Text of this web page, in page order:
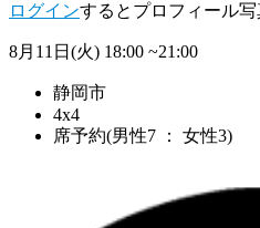
ログインするとプロフィール
8月11日(火) 18:00 ~21:00
静岡市
4x4
席予約(男性7 ： 女性3)